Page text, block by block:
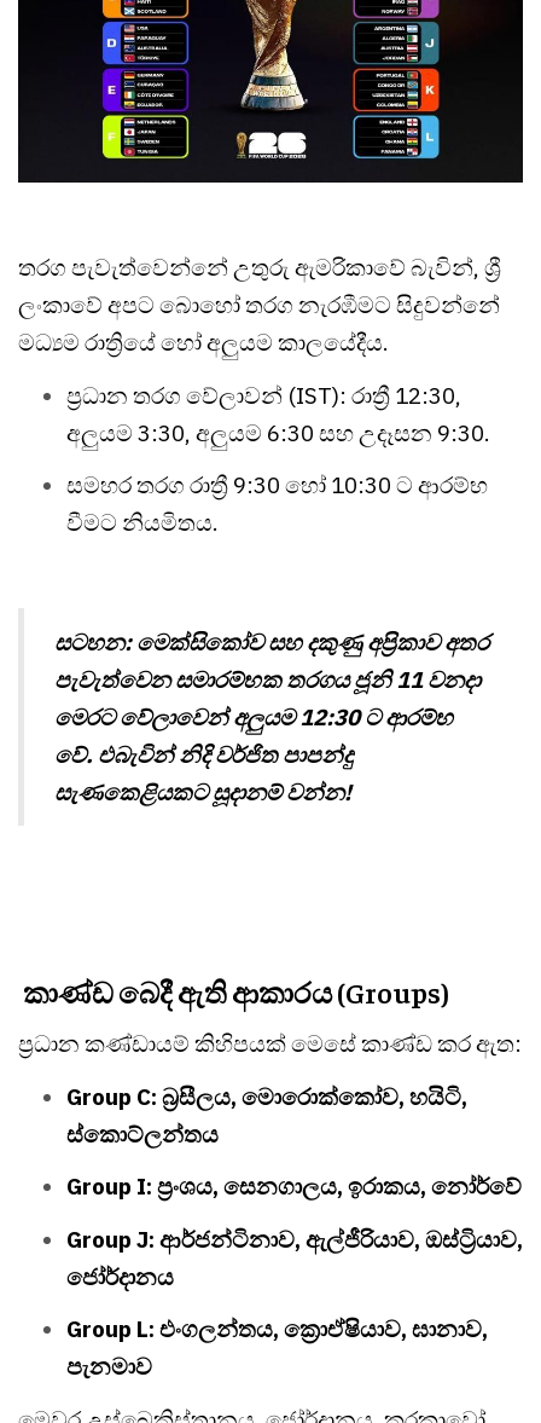
තරග පැවැත්වෙන්නේ උතුරු ඇමරිකාවේ බැවින්, ශ්‍රී
ලංකාවේ අපට බොහෝ තරග නැරඹීමට සිදුවන්නේ
මධ්‍යම රාත්‍රියේ හෝ අලුයම කාලයේදීය.
ප්‍රධාන තරග වේලාවන් (IST): රාත්‍රී 12:30,
අලුයම 3:30, අලුයම 6:30 සහ උදෑසන 9:30.
සමහර තරග රාත්‍රී 9:30 හෝ 10:30 ට ආරම්භ
වීමට නියමිතය.
සටහන: මෙක්සිකෝව සහ දකුණු අප්‍රිකාව අතර
පැවැත්වෙන සමාරම්භක තරගය ජූනි 11 වනදා
මෙරට වේලාවෙන් අලුයම 12:30 ට ආරම්භ
වේ. එබැවින් නිදි වර්ජිත පාපන්දු
සැණකෙළියකට සූදානම් වන්න!
කාණ්ඩ බෙදී ඇති ආකාරය (Groups)
ප්‍රධාන කණ්ඩායම් කිහිපයක් මෙසේ කාණ්ඩ කර ඇත:
Group C: බ්‍රසීලය, මොරොක්කෝව, හයිටි,
ස්කොට්ලන්තය
Group I: ප්‍රංශය, සෙනගාලය, ඉරාකය, නෝර්වේ
Group J: ආර්ජන්ටිනාව, ඇල්ජීරියාව, ඔස්ට්‍රියාව,
ජෝර්දානය
Group L: එංගලන්තය, ක්‍රොඒෂියාව, ඝානාව,
පැනමාව